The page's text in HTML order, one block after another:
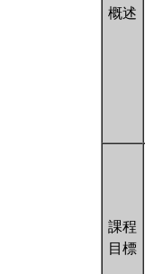
概述
課程
目標